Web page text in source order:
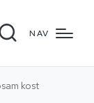
NAV
kost